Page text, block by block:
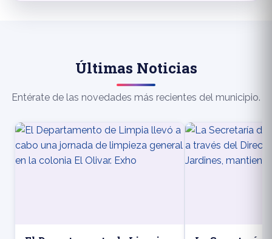
Últimas Noticias
Entérate de las novedades más recientes del municipio.